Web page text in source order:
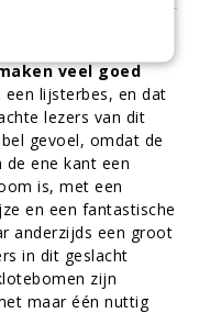
veel goed
een lijsterbes, en dat
lezers van dit
gevoel, omdat de
ene kant een
is, met een
en een fantastische
anderzijds een groot
in dit geslacht
zijn
maar één nuttig